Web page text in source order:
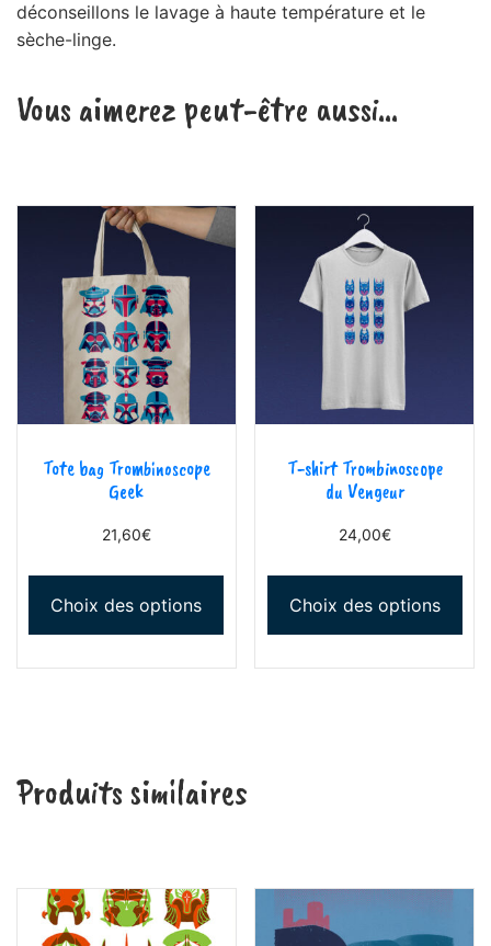
déconseillons le lavage à haute température et le
sèche-linge.
Vous aimerez peut-être aussi…
Tote bag Trombinoscope
Geek
21,60€
Choix des options
T-shirt Trombinoscope
du Vengeur
24,00€
Choix des options
Produits similaires